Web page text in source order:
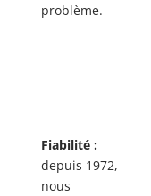
problème.
Fiabilité :
depuis 1972,
nous